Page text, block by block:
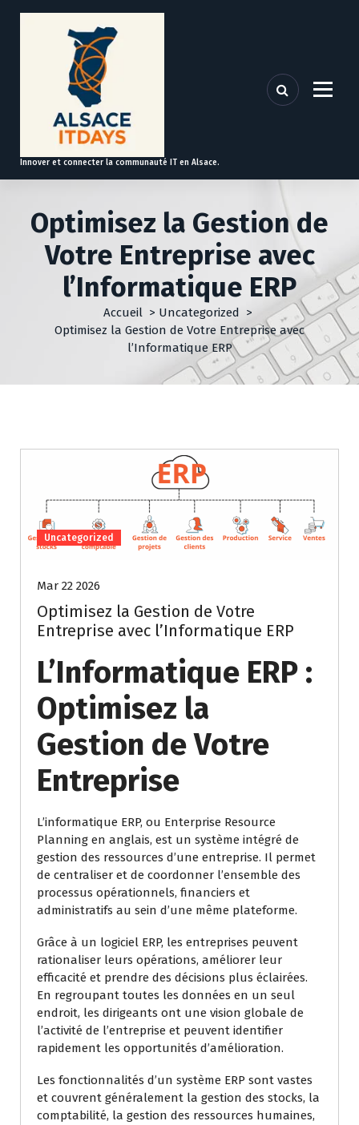
t
Innover et connecter la communauté IT en Alsace.
Optimisez la Gestion de
Votre Entreprise avec
l’Informatique ERP
Accueil > Uncategorized >
Optimisez la Gestion de Votre Entreprise avec
l’Informatique ERP
Uncategorized
Mar 22 2026
Optimisez la Gestion de Votre
Entreprise avec l’Informatique ERP
L’Informatique ERP :
Optimisez la
Gestion de Votre
Entreprise
L’informatique ERP, ou Enterprise Resource
Planning en anglais, est un système intégré de
gestion des ressources d’une entreprise. Il permet
de centraliser et de coordonner l’ensemble des
processus opérationnels, financiers et
administratifs au sein d’une même plateforme.
Grâce à un logiciel ERP, les entreprises peuvent
rationaliser leurs opérations, améliorer leur
efficacité et prendre des décisions plus éclairées.
En regroupant toutes les données en un seul
endroit, les dirigeants ont une vision globale de
l’activité de l’entreprise et peuvent identifier
rapidement les opportunités d’amélioration.
Les fonctionnalités d’un système ERP sont vastes
et couvrent généralement la gestion des stocks, la
comptabilité, la gestion des ressources humaines,